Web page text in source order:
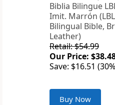
Biblia Bilingue
Imit. Marrón
Bilingual Bible,
Leather)
Retail: $54.99
Our Price:
Save: $16.51
Buy Now